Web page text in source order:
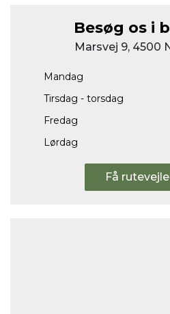
Besøg os i
Marsvej 9, 4500
Mandag
Tirsdag - torsdag
Fredag
Lørdag
Få